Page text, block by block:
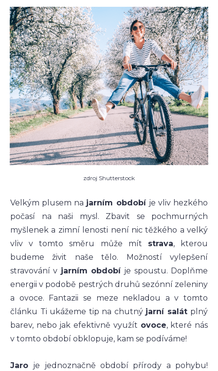
zdroj Shutterstock
Velkým plusem na jarním období je vliv hezkého
počasí na naši mysl. Zbavit se pochmurných
myšlenek a zimní lenosti není nic těžkého a velký
vliv v tomto směru může mít strava, kterou
budeme živit naše tělo. Možností vylepšení
stravování v jarním období je spoustu. Doplňme
energii v podobě pestrých druhů sezónní zeleniny
a ovoce. Fantazii se meze nekladou a v tomto
článku Ti ukážeme tip na chutný jarní salát plný
barev, nebo jak efektivně využít ovoce, které nás
v tomto období obklopuje, kam se podíváme!
Jaro je jednoznačně období přírody a pohybu!